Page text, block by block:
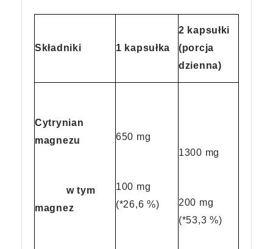
Składniki 1 kapsułka
2 kapsułki
(porcja
dzienna)
Cytrynian
magnezu
w tym
magnez
650 mg
100 mg
(*26,6 %)
1300 mg
200 mg
(*53,3 %)